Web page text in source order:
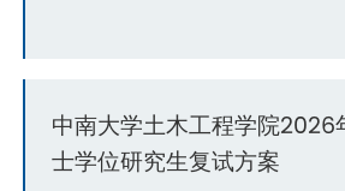
中南大学土木工程学院2026
士学位研究生复试方案